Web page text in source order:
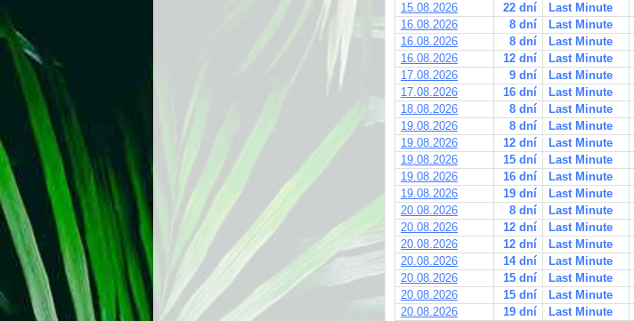
15.08.2026
22 dní Last Minute
16.08.2026
8 dní Last Minute
16.08.2026
8 dní Last Minute
16.08.2026
12 dní Last Minute
17.08.2026
9 dní Last Minute
17.08.2026
16 dní Last Minute
18.08.2026
8 dní Last Minute
19.08.2026
8 dní Last Minute
19.08.2026
12 dní Last Minute
19.08.2026
15 dní Last Minute
19.08.2026
16 dní Last Minute
19.08.2026
19 dní Last Minute
20.08.2026
8 dní Last Minute
20.08.2026
12 dní Last Minute
20.08.2026
12 dní Last Minute
20.08.2026
14 dní Last Minute
20.08.2026
15 dní Last Minute
20.08.2026
15 dní Last Minute
20.08.2026
19 dní Last Minute